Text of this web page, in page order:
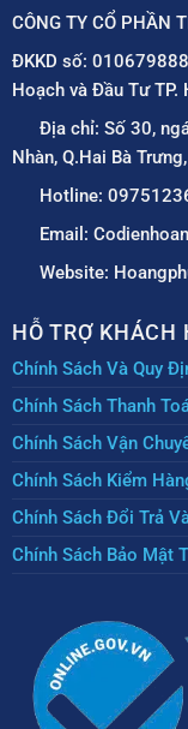
CÔNG TY CỔ PHẦN
ĐKKD số:
Hoạch và Đầu Tư TP.
Địa chỉ: Số 30,
Nhàn, Q.Hai Bà
Hotline:
Email:
Website:
HỖ TRỢ KHÁCH
Chính Sách Và Quy
Chính Sách Thanh
Chính Sách Vận
Chính Sách Kiểm
Chính Sách Đổi Trả
Chính Sách Bảo Mật